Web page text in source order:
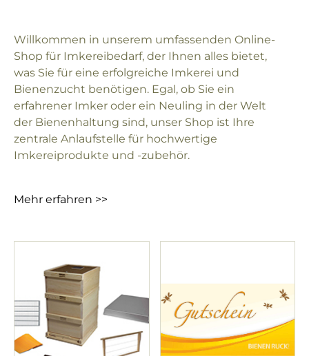
Willkommen in unserem umfassenden Online-
Shop für Imkereibedarf, der Ihnen alles bietet,
was Sie für eine erfolgreiche Imkerei und
Bienenzucht benötigen. Egal, ob Sie ein
erfahrener Imker oder ein Neuling in der Welt
der Bienenhaltung sind, unser Shop ist Ihre
zentrale Anlaufstelle für hochwertige
Imkereiprodukte und -zubehör.
Mehr erfahren >>